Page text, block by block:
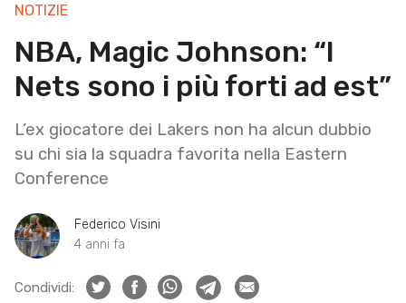
NOTIZIE
NBA, Magic Johnson: “I
Nets sono i più forti ad est”
L’ex giocatore dei Lakers non ha alcun dubbio
su chi sia la squadra favorita nella Eastern
Conference
Federico Visini
4 anni fa
Condividi: